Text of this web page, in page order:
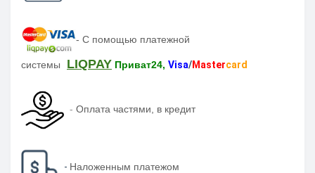
- С помощью платежной
системы LIQPAY Приват24, Visa/Mastercard
- Оплата частями, в кредит
- Наложенным платежом